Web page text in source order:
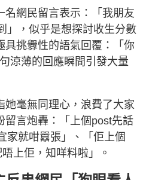
名網民留言表示：「我朋友
」，似乎是想探討收生分數
具挑釁性的語氣回覆：「你
涼薄的回應瞬間引發大量
她毫無同理心，浪費了大家
留言炮轟：「上個post先話
家就咁囂張」、「佢上個
上佢，知咩料啦」。